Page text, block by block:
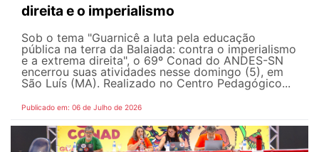
direita e o imperialismo
Sob o tema "Guarnicê a luta pela educação
pública na terra da Balaiada: contra o imperialismo
e a extrema direita", o 69º Conad do ANDES-SN
encerrou suas atividades nesse domingo (5), em
São Luís (MA). Realizado no Centro Pedagógico...
Publicado em: 06 de Julho de 2026